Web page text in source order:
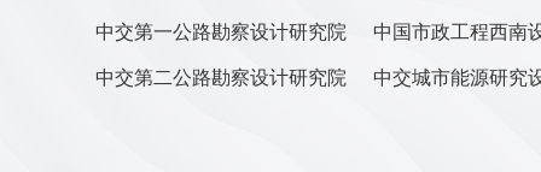
中交第一公路勘察设计研究院 中国市政工程西南
中交第二公路勘察设计研究院 中交城市能源研究